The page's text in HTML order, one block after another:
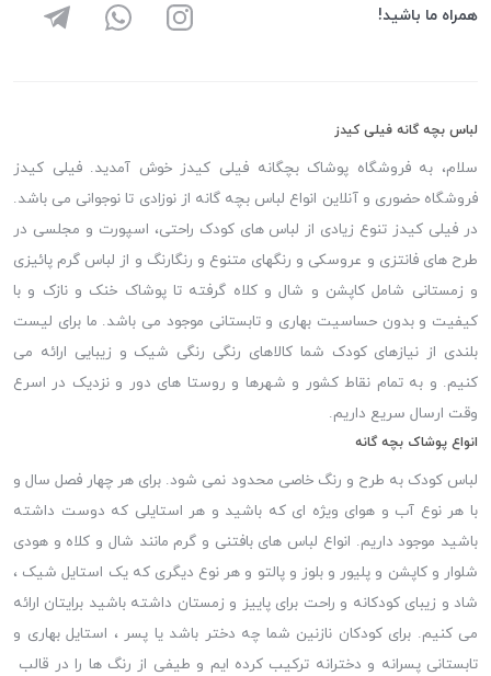
همراه ما باشید!
لباس بچه گانه فیلی کیدز
سلام، به فروشگاه پوشاک بچگانه فیلی کیدز خوش آمدید. فیلی کیدز
فروشگاه حضوری و آنلاین انواع لباس بچه گانه از نوزادی تا نوجوانی می باشد.
در فیلی کیدز تنوع زیادی از لباس های کودک راحتی، اسپورت و مجلسی در
طرح های فانتزی و عروسکی و رنگهای متنوع و رنگارنگ و از لباس گرم پائیزی
و زمستانی شامل کاپشن و شال و کلاه گرفته تا پوشاک خنک و نازک و با
کیفیت و بدون حساسیت بهاری و تابستانی موجود می باشد. ما برای لیست
بلندی از نیازهای کودک شما کالاهای رنگی رنگی شیک و زیبایی ارائه می
کنیم. و به تمام نقاط کشور و شهرها و روستا های دور و نزدیک در اسرع
وقت ارسال سریع داریم.
انواع پوشاک بچه گانه
لباس کودک به طرح و رنگ خاصی محدود نمی شود. برای هر چهار فصل سال و
با هر نوع آب و هوای ویژه ای که باشید و هر استایلی که دوست داشته
باشید موجود داریم. انواع لباس های بافتنی و گرم مانند شال و کلاه و هودی
شلوار و کاپشن و پلیور و بلوز و پالتو و هر نوع دیگری که یک استایل شیک ،
شاد و زیبای کودکانه و راحت برای پاییز و زمستان داشته باشید برایتان ارائه
می کنیم. برای کودکان نازنین شما چه دختر باشد یا پسر ، استایل بهاری و
تابستانی پسرانه و دخترانه ترکیب کرده ایم و طیفی از رنگ ها را در قالب